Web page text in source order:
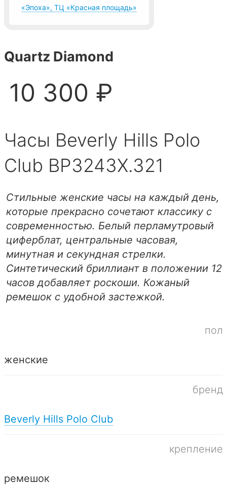
«Эпоха», ТЦ «Красная площадь»
Quartz Diamond
10 300 ₽
Часы Beverly Hills Polo
Club BP3243X.321
Стильные женские часы на каждый день,
которые прекрасно сочетают классику с
современностью. Белый перламутровый
циферблат, центральные часовая,
минутная и секундная стрелки.
Синтетический бриллиант в положении 12
часов добавляет роскоши. Кожаный
ремешок с удобной застежкой.
пол
женские
бренд
Beverly Hills Polo Club
крепление
ремешок